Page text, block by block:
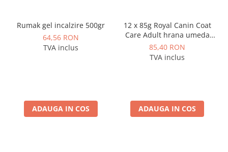
Rumak gel incalzire 500gr
64,56 RON
TVA inclus
ADAUGA IN COS
12 x 85g Royal Canin Coat
Care Adult hrana umeda
caine pentru blana
sanatoasa si lucioasa
85,40 RON
TVA inclus
ADAUGA IN COS